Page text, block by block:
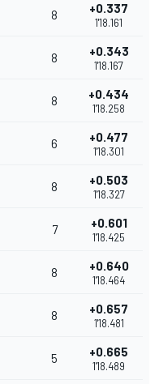
8 +0.337
1'18.161
8 +0.343
1'18.167
8 +0.434
1'18.258
6 +0.477
1'18.301
8 +0.503
1'18.327
7 +0.601
1'18.425
8 +0.640
1'18.464
8 +0.657
1'18.481
5 +0.665
1'18.489